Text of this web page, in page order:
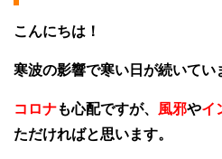
こんにちは！
寒波の影響で寒い日が続いてい
コロナも心配ですが、 風邪やイ
ただければと思います。